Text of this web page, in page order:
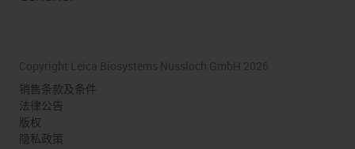
Copyright Leica Biosystems Nussloch GmbH 2026
销售条款及条件
法律公告
版权
隐私政策